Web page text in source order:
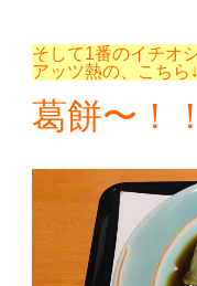
そして1番のイチオ
アッツ熱の、こちら
葛餅〜！！